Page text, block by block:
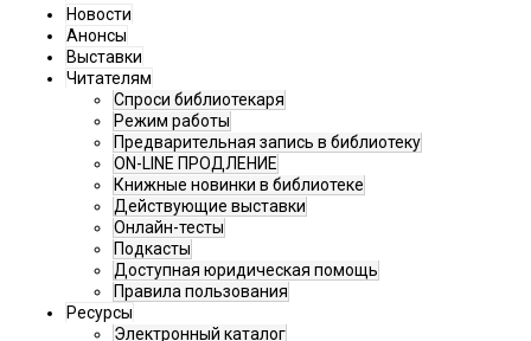
Новости
Анонсы
Выставки
Читателям
Спроси библиотекаря
Режим работы
Предварительная запись в библиотеку
ON-LINE ПРОДЛЕНИЕ
Книжные новинки в библиотеке
Действующие выставки
Онлайн-тесты
Подкасты
Доступная юридическая помощь
Правила пользования
Ресурсы
Электронный каталог